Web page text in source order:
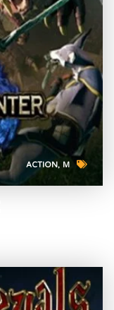
ACTION M